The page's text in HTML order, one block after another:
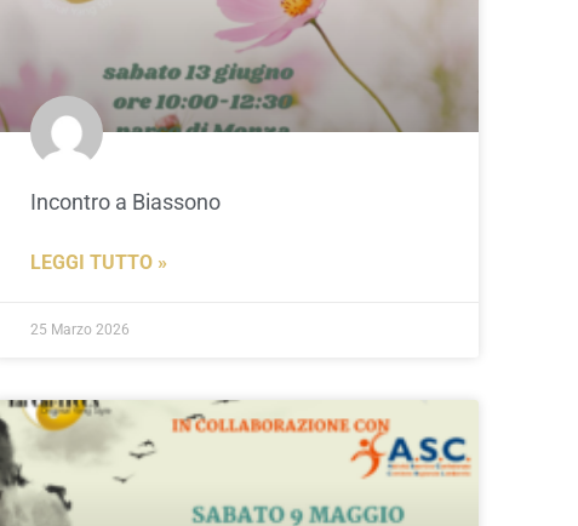
Incontro a Biassono
LEGGI TUTTO »
25 Marzo 2026